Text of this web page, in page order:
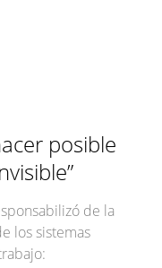
posible
de la
los sistemas